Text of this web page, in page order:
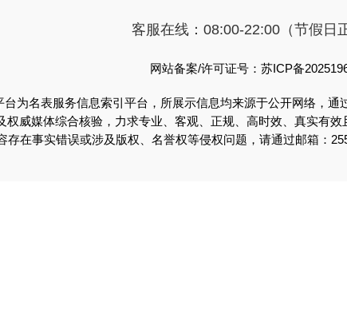
客服在线：08:00-22:00（节假日
网站备案/许可证号：苏ICP备
台为名表服务信息索引平台，所展示信息均来源于公开网络，通
威媒体综合核验，力求专业、客观、正规、高时效、真实有
在事实错误或涉及版权、名誉权等侵权问题，请通过邮箱：